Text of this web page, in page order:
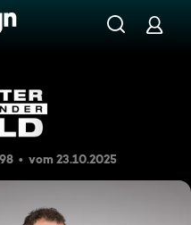
nackte Tatsachen
vom 23.10.2025